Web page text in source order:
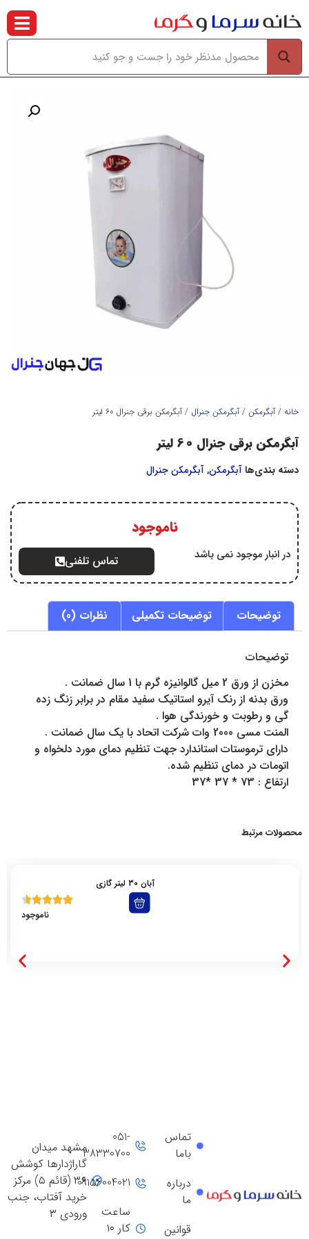
خانه / آبگرمكن / آبگرمکن جنرال / آبگرمکن برقی جنرال 60 لیتر
آبگرمکن برقی جنرال 60 لیتر
دسته بندی‌ها آبگرمكن,آبگرمکن جنرال
ناموجود
در انبار موجود نمی باشد تماس تلفنی
توضیحات توضیحات تکمیلی نظرات (0)
توضیحات
مخزن از ورق 2 میل گالوانیزه گرم با 1 سال ضمانت .
ورق بدنه از رنک آیرو استاتیک سفید مقام در برابر زنگ زده
گی و رطوبت و خورندگی هوا .
المنت مسی 2000 وات شرکت اتحاد با یک سال ضمانت .
دارای ترموستات استاندارد جهت تنظیم دمای مورد دلخواه و
اتومات در دمای تنظیم شده.
ارتفاع : 73 * 37 *37
محصولات مرتبط
آبان 30 لیتر گازی
ناموجود
مشهد میدان
گاراژدارها کوشش
۳۶ (قائم ۵) مرکز
خرید آفتاب، جنب
ورودی ۳
051-
38330700
09156004021
ساعت
کار ۱۰
تماس
باما
درباره
ما
قوانین